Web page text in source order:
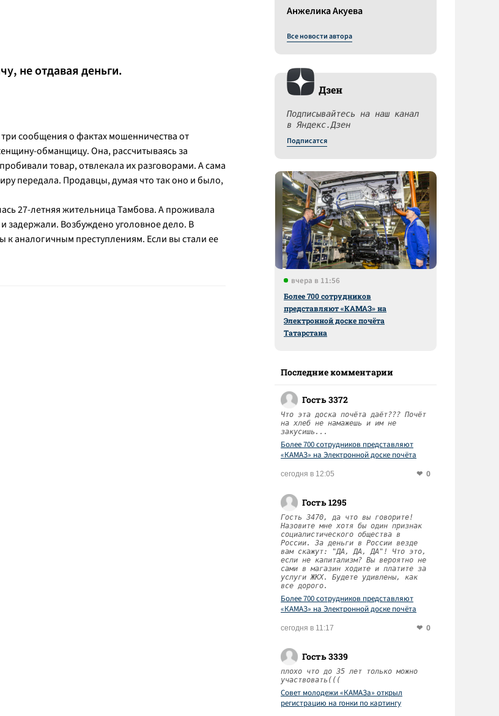
не отдавая деньги.
сообщения о фактах мошенничества от
обманщицу. Она, рассчитываясь за
товар, отвлекала их разговорами. А сама
передала. Продавцы, думая что так оно и было,
27-летняя жительница Тамбова. А проживала
задержали. Возбуждено уголовное дело. В
аналогичным преступлениям. Если вы стали ее
Анжелика Акуева
Все новости автора
Дзен
Подписывайтесь на наш канал
в Яндекс.Дзен
Подписатся
вчера в 11:56
Более 700 сотрудников
представляют «КАМАЗ» на
Электронной доске почёта
Татарстана
Последние комментарии
Гость 3372
Что эта доска почёта даёт??? Почёт
на хлеб не намажешь и им не
закусишь...
Более 700 сотрудников представляют
«КАМАЗ» на Электронной доске почёта
сегодня в 12:05 0
Гость 1295
Гость 3470, да что вы говорите!
Назовите мне хотя бы один признак
социалистического общества в
России. За деньги в России везде
вам скажут: "ДА, ДА, ДА"! Что это,
если не капитализм? Вы вероятно не
сами в магазин ходите и платите за
услуги ЖКХ. Будете удивлены, как
все дорого.
Более 700 сотрудников представляют
«КАМАЗ» на Электронной доске почёта
сегодня в 11:17 0
Гость 3339
плохо что до 35 лет только можно
участвовать(((
Совет молодежи «КАМАЗа» открыл
регистрацию на гонки по картингу